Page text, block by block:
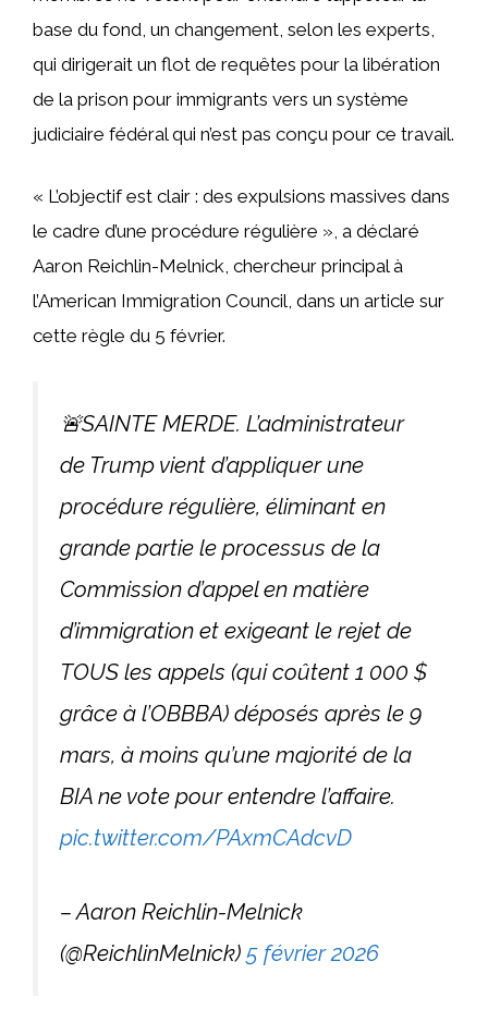
base du fond, un changement, selon les experts,
qui dirigerait un flot de requêtes pour la libération
de la prison pour immigrants vers un système
judiciaire fédéral qui n’est pas conçu pour ce travail.
« L’objectif est clair : des expulsions massives dans
le cadre d’une procédure régulière », a déclaré
Aaron Reichlin-Melnick, chercheur principal à
l’American Immigration Council, dans un article sur
cette règle du 5 février.
🚨SAINTE MERDE. L’administrateur
de Trump vient d’appliquer une
procédure régulière, éliminant en
grande partie le processus de la
Commission d’appel en matière
d’immigration et exigeant le rejet de
TOUS les appels (qui coûtent 1 000 $
grâce à l’OBBBA) déposés après le 9
mars, à moins qu’une majorité de la
BIA ne vote pour entendre l’affaire.
pic.twitter.com/PAxmCAdcvD
– Aaron Reichlin-Melnick
(@ReichlinMelnick) 5 février 2026